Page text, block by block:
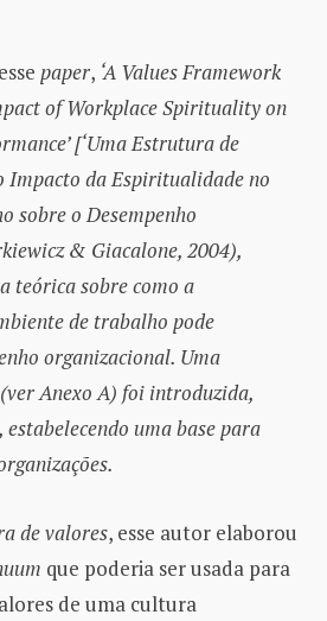
paper, ‘A Values Framework
of Workplace Spirituality on
[‘Uma Estrutura de
Impacto da Espiritualidade no
sobre o Desempenho
& Giacalone, 2004),
teórica sobre como a
de trabalho pode
organizacional. Uma
Anexo A) foi introduzida,
uma base para
de valores, esse autor elaborou
que poderia ser usada para
de uma cultura